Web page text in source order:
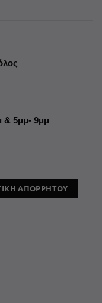
& 5μμ- 9μμ
ΑΠΟΡΡΗΤΟΥ